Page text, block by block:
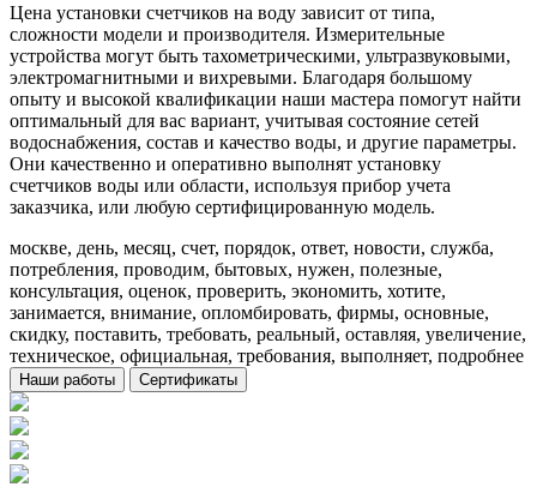
Цена установки счетчиков на воду зависит от типа,
сложности модели и производителя. Измерительные
устройства могут быть тахометрическими, ультразвуковыми,
электромагнитными и вихревыми. Благодаря большому
опыту и высокой квалификации наши мастера помогут найти
оптимальный для вас вариант, учитывая состояние сетей
водоснабжения, состав и качество воды, и другие параметры.
Они качественно и оперативно выполнят установку
счетчиков воды или области, используя прибор учета
заказчика, или любую сертифицированную модель.
москве, день, месяц, счет, порядок, ответ, новости, служба,
потребления, проводим, бытовых, нужен, полезные,
консультация, оценок, проверить, экономить, хотите,
занимается, внимание, опломбировать, фирмы, основные,
скидку, поставить, требовать, реальный, оставляя, увеличение,
техническое, официальная, требования, выполняет, подробнее
Наши работы Сертификаты